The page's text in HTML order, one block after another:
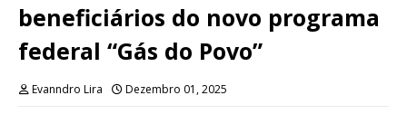
beneficiários do novo programa
federal “Gás do Povo”
Evanndro Lira Dezembro 01, 2025